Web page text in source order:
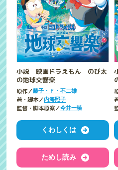
小説 映画ドラえもん のび太
の地球交響楽
原作／藤子・Ｆ・不二雄
著・脚本／内海照子
監督・脚本原案／今井一暁
くわしくは
ためし読み